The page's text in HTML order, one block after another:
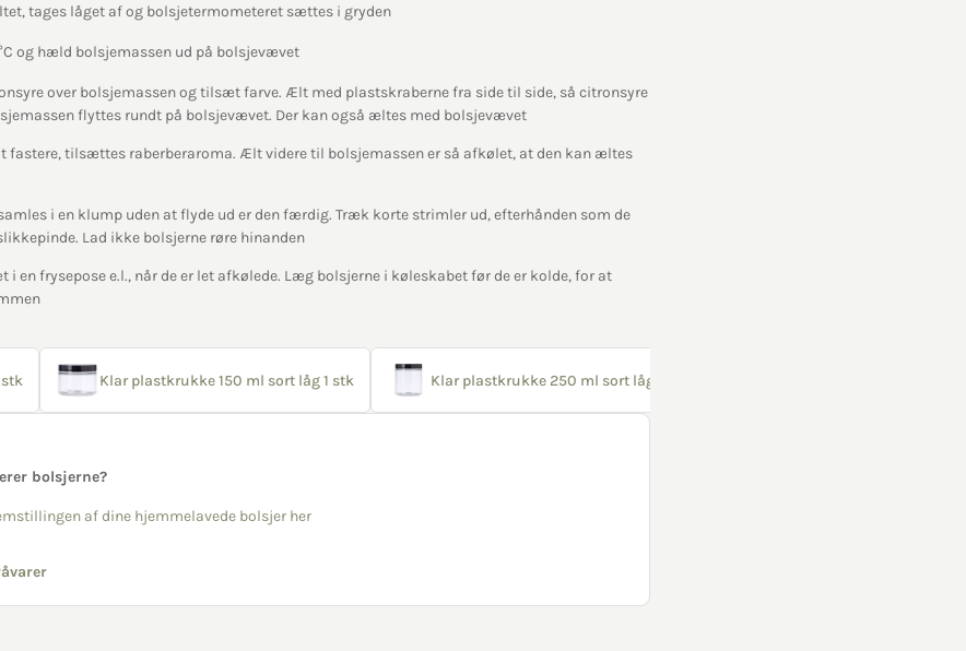
tages låget af og bolsjetermometeret sættes i gryden
og hæld bolsjemassen ud på bolsjevævet
over bolsjemassen og tilsæt farve. Ælt med plastskraberne fra side til side, så citronsyre
flyttes rundt på bolsjevævet. Der kan også æltes med bolsjevævet
fastere, tilsættes raberberaroma. Ælt videre til bolsjemassen er så afkølet, at den kan æltes
i en klump uden at flyde ud er den færdig. Træk korte strimler ud, efterhånden som de
Lad ikke bolsjerne røre hinanden
en frysepose e.l., når de er let afkølede. Læg bolsjerne i køleskabet før de er kolde, for at
Klar plastkrukke 150 ml sort låg 1 stk Klar plastkrukke 250 ml sort låg 1 stk
bolsjerne?
af dine hjemmelavede bolsjer her